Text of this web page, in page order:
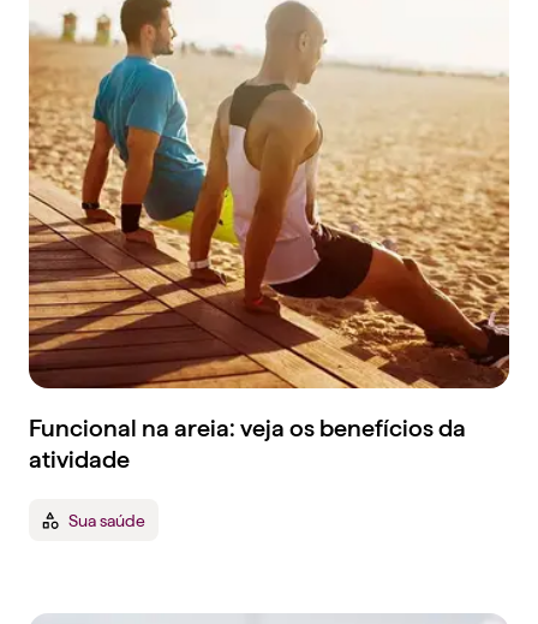
Funcional na areia: veja os benefícios da
atividade
Sua saúde